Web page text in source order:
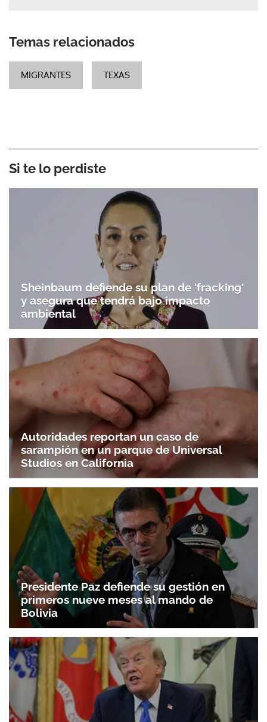
Temas relacionados
MIGRANTES TEXAS
Si te lo perdiste
Sheinbaum defiende su plan de 'fracking'
y asegura que tendrá bajo impacto
ambiental
Autoridades reportan un caso de
sarampión en un parque de Universal
Studios en California
Presidente Paz defiende su gestión en
primeros nueve meses al mando de
Bolivia